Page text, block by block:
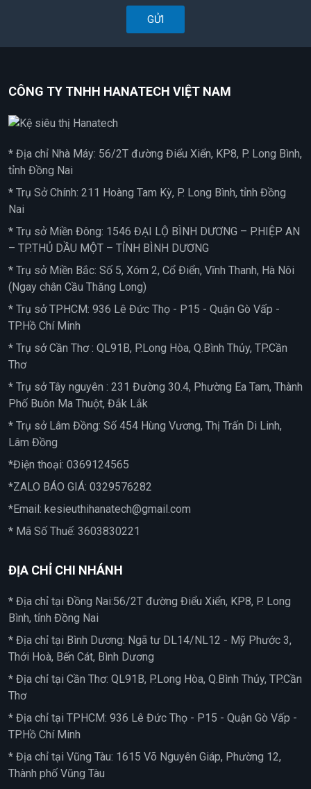
GỬI
CÔNG TY TNHH HANATECH VIỆT NAM
* Địa chỉ Nhà Máy: 56/2T đường Điểu Xiển, KP8, P. Long Bình,
tỉnh Đồng Nai
* Trụ Sở Chính: 211 Hoàng Tam Kỳ, P. Long Bình, tỉnh Đồng
Nai
* Trụ sở Miền Đông: 1546 ĐẠI LỘ BÌNH DƯƠNG – P.HIỆP AN
– TP.THỦ DẦU MỘT – TỈNH BÌNH DƯƠNG
* Trụ sở Miền Bắc: Số 5, Xóm 2, Cổ Điển, Vĩnh Thanh, Hà Nôi
(Ngay chân Cầu Thăng Long)
* Trụ sở TPHCM: 936 Lê Đức Thọ - P15 - Quận Gò Vấp -
TP.Hồ Chí Minh
* Trụ sở Cần Thơ : QL91B, P.Long Hòa, Q.Bình Thủy, TP.Cần
Thơ
* Trụ sở Tây nguyên : 231 Đường 30.4, Phường Ea Tam, Thành
Phố Buôn Ma Thuột, Đắk Lắk
* Trụ sở Lâm Đồng: Số 454 Hùng Vương, Thị Trấn Di Linh,
Lâm Đồng
*Điện thoại: 0369124565
*ZALO BÁO GIÁ: 0329576282
*Email: kesieuthihanatech@gmail.com
* Mã Số Thuế: 3603830221
ĐỊA CHỈ CHI NHÁNH
* Địa chỉ tại Đồng Nai:56/2T đường Điểu Xiển, KP8, P. Long
Bình, tỉnh Đồng Nai
* Địa chỉ tại Bình Dương: Ngã tư DL14/NL12 - Mỹ Phước 3,
Thới Hoà, Bến Cát, Bình Dương
* Địa chỉ tại Cần Thơ: QL91B, P.Long Hòa, Q.Bình Thủy, TP.Cần
Thơ
* Địa chỉ tại TPHCM: 936 Lê Đức Thọ - P15 - Quận Gò Vấp -
TP.Hồ Chí Minh
* Địa chỉ tại Vũng Tàu: 1615 Võ Nguyên Giáp, Phường 12,
Thành phố Vũng Tàu